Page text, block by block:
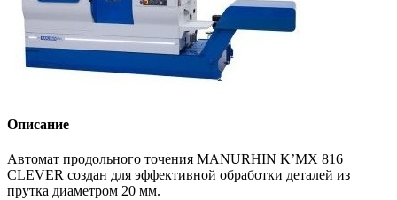
Описание
Автомат продольного точения MANURHIN K’MX 816
CLEVER создан для эффективной обработки деталей из
прутка диаметром 20 мм.